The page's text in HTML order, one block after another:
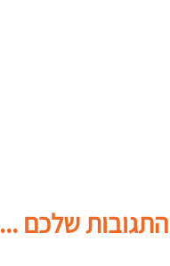
התגובות שלכם ...